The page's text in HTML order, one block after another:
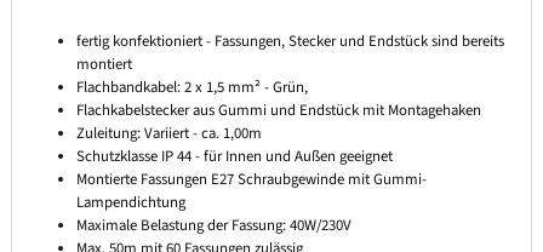
fertig konfektioniert - Fassungen, Stecker und Endstück sind bereits
montiert
Flachbandkabel: 2 x 1,5 mm² - Grün,
Flachkabelstecker aus Gummi und Endstück mit Montagehaken
Zuleitung: Variiert - ca. 1,00m
Schutzklasse IP 44 - für Innen und Außen geeignet
Montierte Fassungen E27 Schraubgewinde mit Gummi-
Lampendichtung
Maximale Belastung der Fassung: 40W/230V